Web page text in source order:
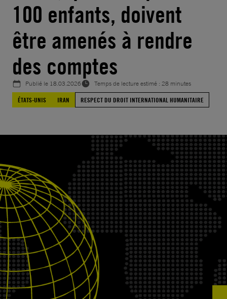
100 enfants, doivent
être amenés à rendre
des comptes
Publié le 18.03.2026
Temps de lecture estimé : 28 minutes
ÉTATS-UNIS
IRAN RESPECT DU DROIT INTERNATIONAL HUMANITAIRE